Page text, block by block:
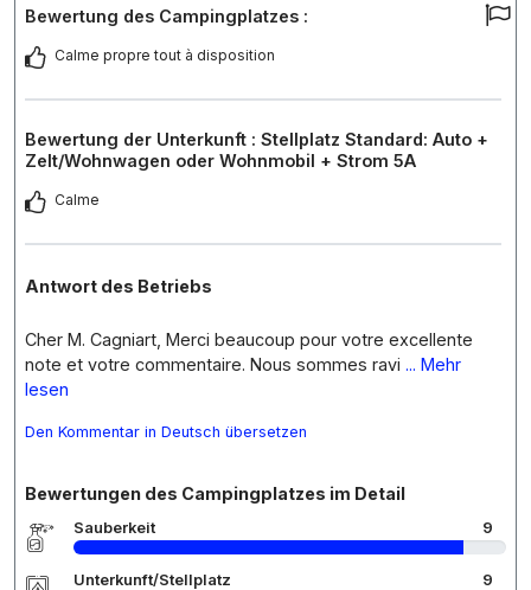
Bewertung des Campingplatzes :
Calme propre tout à disposition
Bewertung der Unterkunft : Stellplatz Standard: Auto +
Zelt/Wohnwagen oder Wohnmobil + Strom 5A
Calme
Antwort des Betriebs
Cher M. Cagniart, Merci beaucoup pour votre excellente
note et votre commentaire. Nous sommes ravi ... Mehr
lesen
Den Kommentar in Deutsch übersetzen
Bewertungen des Campingplatzes im Detail
Sauberkeit 9
Unterkunft/Stellplatz 9